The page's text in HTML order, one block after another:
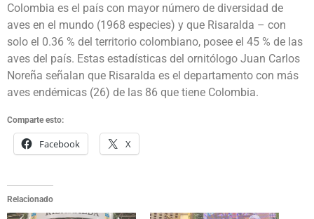
Colombia es el país con mayor número de diversidad de
aves en el mundo (1968 especies) y que Risaralda – con
solo el 0.36 % del territorio colombiano, posee el 45 % de las
aves del país. Estas estadísticas del ornitólogo Juan Carlos
Noreña señalan que Risaralda es el departamento con más
aves endémicas (26) de las 86 que tiene Colombia.
Comparte esto:
Facebook X
Relacionado